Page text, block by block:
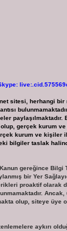
sitesi, herhangi bir
gerçek kurum
kurum ve kişiler
bilgiler taslak
Kanun gereğince
bir Yer
proaktif olarak
olup, siteye üye
aykırı